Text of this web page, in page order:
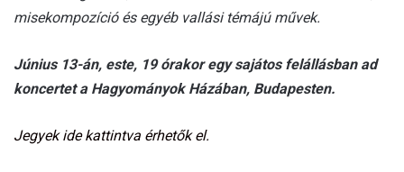
misekompozíció és egyéb vallási témájú művek.
Június 13-án, este, 19 órakor egy sajátos felállásban ad
koncertet a Hagyományok Házában, Budapesten.
Jegyek ide kattintva érhetők el.